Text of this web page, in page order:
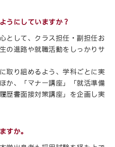
うにしていますか？
として、クラス担任・副担任お
の進路や就職活動をしっかりサ
取り組めるよう、学科ごとに実
か、「マナー講座」「就活準備
歴書面接対策講座」を企画し実
すか。